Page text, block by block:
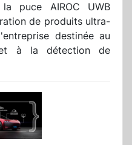
puce AIROC UWB
de produits ultra-
destinée au
et à la détection de